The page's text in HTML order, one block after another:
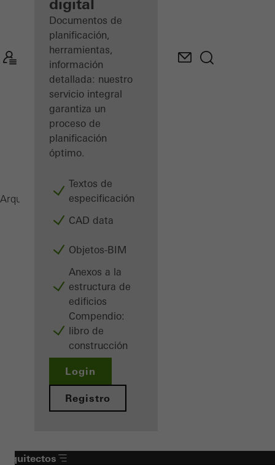
trabajo
digital
Documentos de
planificación,
herramientas,
información
detallada: nuestro
servicio integral
garantiza un
proceso de
planificación
óptimo.
Textos de
especificación
CAD data
Objetos-BIM
Anexos a la
estructura de
edificios
Compendio:
libro de
construcción
Login
Registro
Arquitectos Revista
Arquitectos